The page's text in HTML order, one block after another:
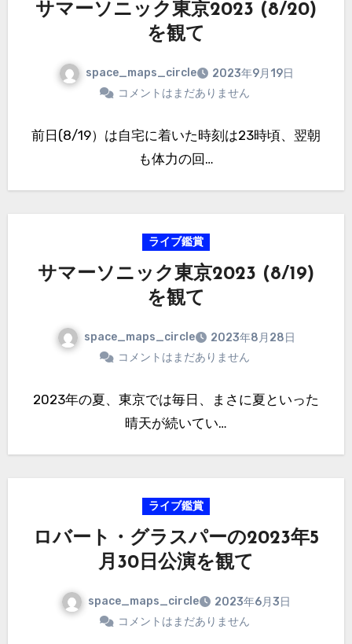
サマーソニック東京2023 (8/20)
を観て
space_maps_circle
2023年9月19日
コメントはまだありません
前日(8/19）は自宅に着いた時刻は23時頃、翌朝
も体力の回…
ライブ鑑賞
サマーソニック東京2023 (8/19)
を観て
space_maps_circle
2023年8月28日
コメントはまだありません
2023年の夏、東京では毎日、まさに夏といった
晴天が続いてい…
ライブ鑑賞
ロバート・グラスパーの2023年5
月30日公演を観て
space_maps_circle
2023年6月3日
コメントはまだありません